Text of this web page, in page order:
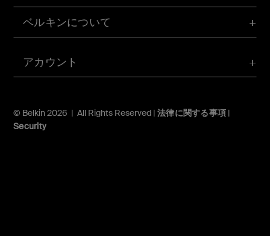
アカウント
ベルキンについて
© Belkin 2026 | All Rights Reserved | 法律に関する事項 |
Security